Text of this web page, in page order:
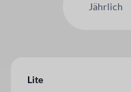
Jährlich
Lite